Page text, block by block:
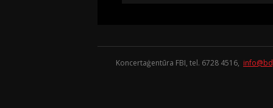
Koncertaģentūra FBI, tel. 6728 4516,